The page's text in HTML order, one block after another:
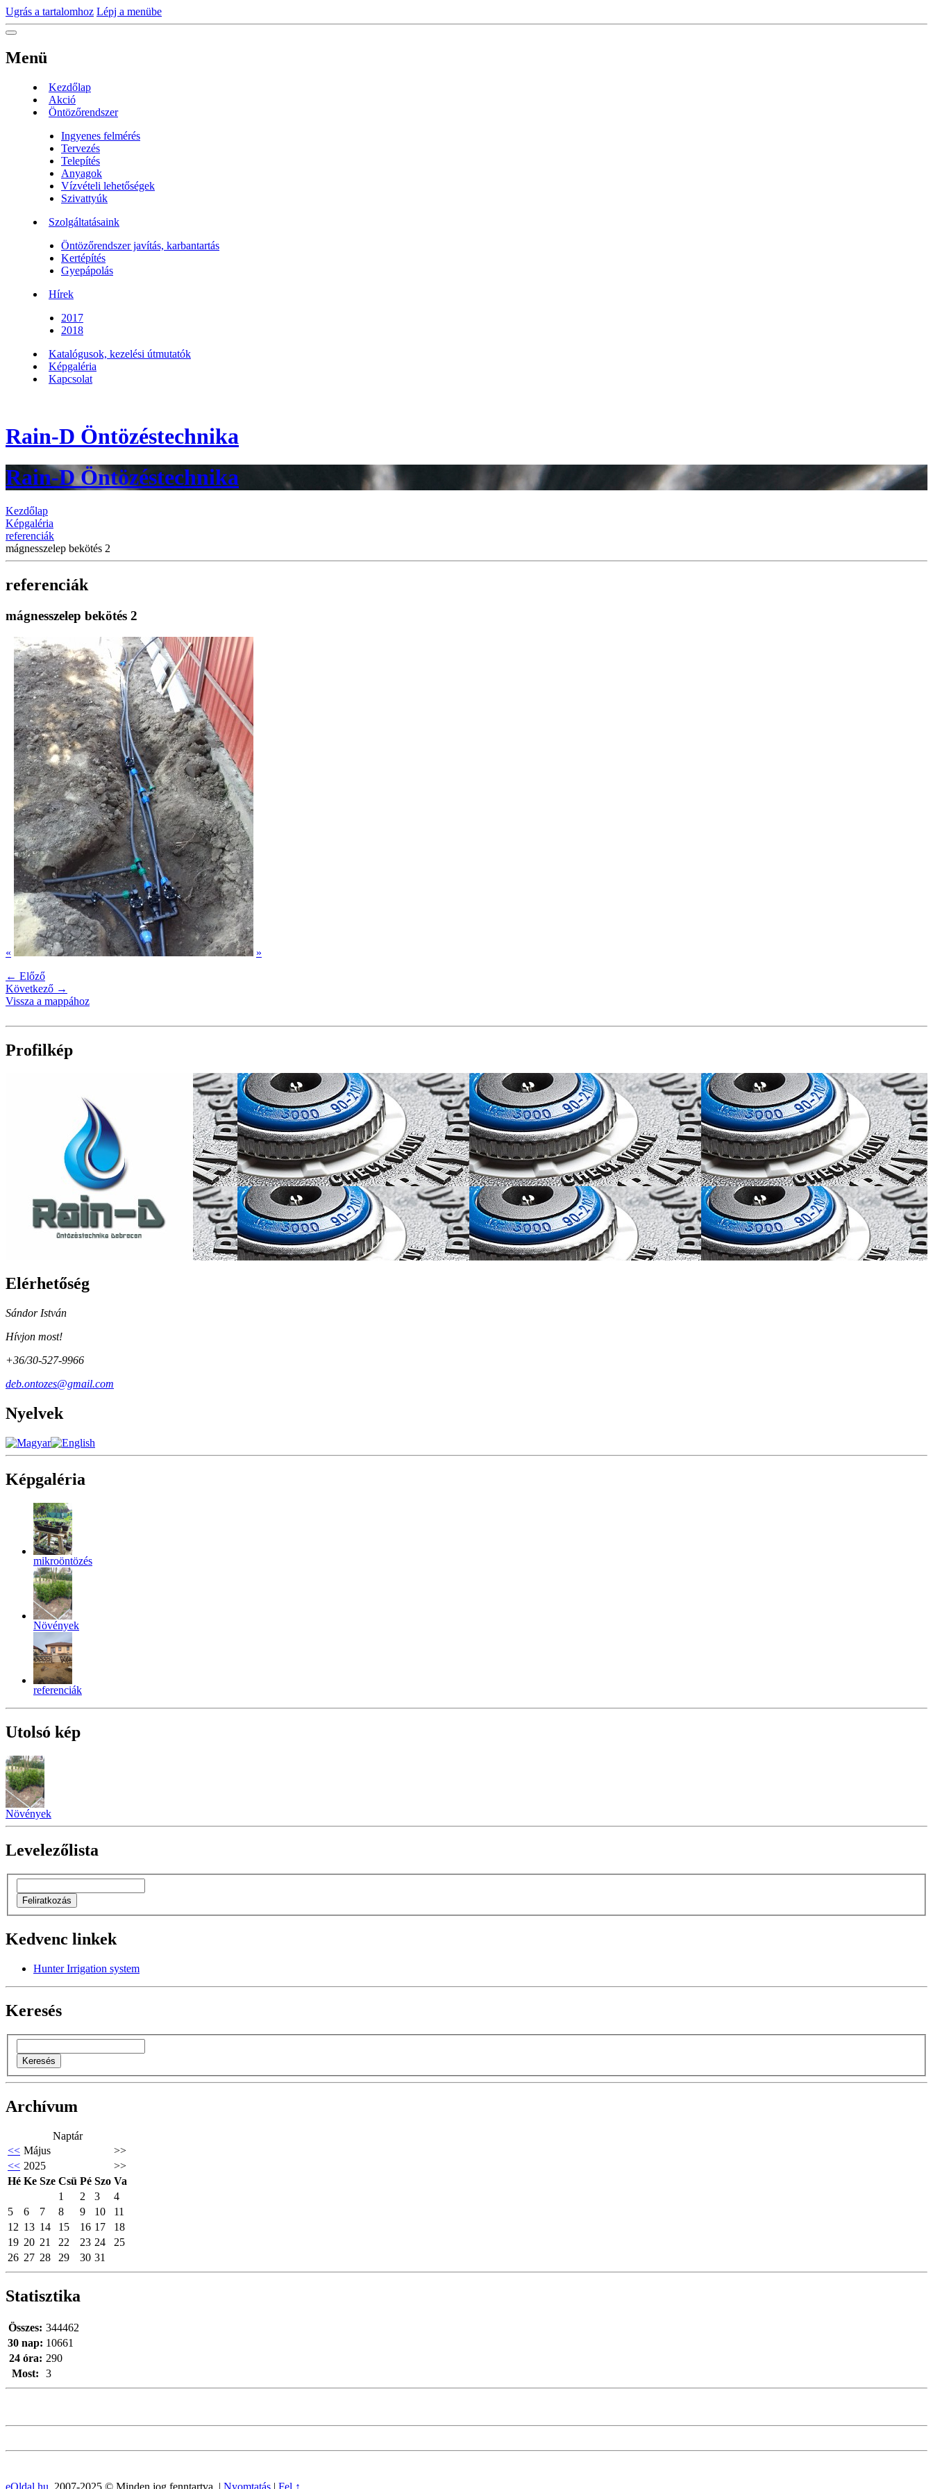
Ugrás a tartalomhoz Lépj a menübe
Menü
Kezdőlap
Akció
Öntözőrendszer
Ingyenes felmérés
Tervezés
Telepítés
Anyagok
Vízvételi lehetőségek
Szivattyúk
Szolgáltatásaink
Öntözőrendszer javítás, karbantartás
Kertépítés
Gyepápolás
Hírek
2017
2018
Katalógusok, kezelési útmutatók
Képgaléria
Kapcsolat
Rain-D Öntözéstechnika
Rain-D Öntözéstechnika
Kezdőlap
Képgaléria
referenciák
mágnesszelep bekötés 2
referenciák
mágnesszelep bekötés 2
«
»
← Előző
Következő →
Vissza a mappához
Profilkép
Elérhetőség
Sándor István
Hívjon most!
+36/30-527-9966
deb.ontozes@gmail.com
Nyelvek
Képgaléria
mikroöntözés
Növények
referenciák
Utolsó kép
Növények
Levelezőlista
Kedvenc linkek
Hunter Irrigation system
Keresés
Archívum
Naptár
<< Május
>>
<< 2025
>>
Hé Ke Sze Csü Pé Szo Va
1
2 3
4
5
6 7 8 9 10
11
12 13 14 15 16 17
18
19 20 21 22 23 24
25
26 27 28 29 30 31
Statisztika
Most: 3
Összes: 344462
30 nap: 10661
24 óra: 290
eOldal.hu , 2007-2025 © Minden jog fenntartva. | Nyomtatás | Fel ↑